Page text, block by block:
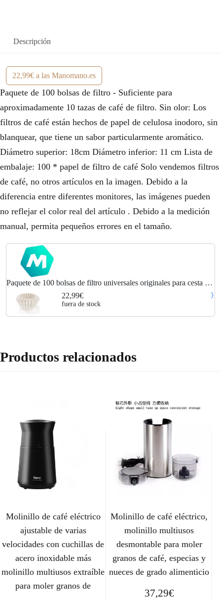
Descripción
22,99€ a las Manomano.es
Paquete de 100 bolsas de filtro - Suficiente para
aproximadamente 10 tazas de café de filtro. Sin olor: Los
filtros de café están hechos de papel de celulosa inodoro, sin
blanquear, que tiene un sabor particularmente aromático.
Diámetro superior: 18cm Diámetro inferior: 11 cm Lista de
embalaje: 100 * papel de filtro de café Solo vendemos filtros
de café, no otros artículos en la imagen. Debido a la
diferencia entre diferentes monitores, las imágenes pueden
no reflejar el color real del artículo . Debido a la medición
manual, permita pequeños errores en el tamaño.
Paquete de 100 bolsas de filtro universales originales para cesta de
filtro de 10 tazas | sabor neutro | filtro de papel para cafeteras con
filtro de
22,99€
fuera de stock
Productos relacionados
Molinillo de café eléctrico
ajustable de varias
velocidades con cuchillas de
acero inoxidable más
molinillo multiusos extraíble
para moler granos de
Molinillo de café eléctrico,
molinillo multiusos
desmontable para moler
granos de café, especias y
nueces de grado alimenticio
37,29€